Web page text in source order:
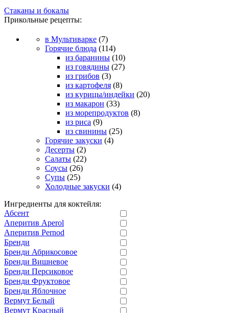
Стаканы и бокалы
Прикольные рецепты:
в Мультиварке (7)
Горячие блюда (114)
из баранины (10)
из говядины (27)
из грибов (3)
из картофеля (8)
из курицы/индейки (20)
из макарон (33)
из морепродуктов (8)
из риса (9)
из свинины (25)
Горячие закуски (4)
Десерты (2)
Салаты (22)
Соусы (26)
Супы (25)
Холодные закуски (4)
Ингредиенты для коктейля:
Абсент
Аперитив Aperol
Аперитив Pernod
Бренди
Бренди Абрикосовое
Бренди Вишневое
Бренди Персиковое
Бренди Фруктовое
Бренди Яблочное
Вермут Белый
Вермут Красный